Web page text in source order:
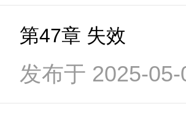
第47章 失效
发布于 2025-